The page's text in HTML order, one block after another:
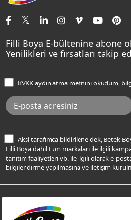
Tavan Boyaları
Ev Bakım ve Hobi Boyaları
Yatak Odası Renkleri
Sentomaxx Sentetik Boya
Sentomaxx İpeksi Mat
Momento Life
Şampanya Rengi
Açık Mavi Rengi
Frezya Rengi
İletişim Bilgilerimiz
Renk Danışma
Filli Ustam
Sıkça Sorulan Sorular
Ücretsiz Yalıtım Keşif Hizmeti
Bilgi Toplumu Hizmetleri
İnternet Sitesi Kullanım Koşulları
KVKK Talep Formu
KVKK Aydınlatma Metni
Filli Boya E-bültenine abone
Yenilikleri ve fırsatları takip
KVKK aydınlatma metniniokudum,
Aksi tarafımca bildirilene dek, Betek
Filli Boya dahil tüm markaları ile ilgili
tanıtım faaliyetleri vb. ile ilgili olarak e-
bilgilendirme yapılmasına ve iletişim